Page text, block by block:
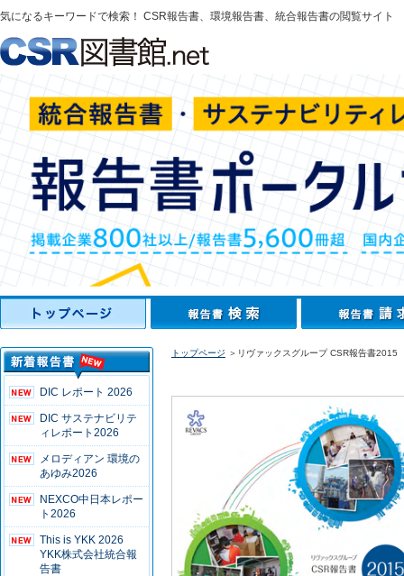
気になるキーワードで検索！ CSR報告書、環境報告書、統合報告書の閲覧サイト
DIC レポート 2026
DIC サステナビリテ
ィレポート2026
メロディアン 環境の
あゆみ2026
NEXCO中日本レポー
ト2026
This is YKK 2026
YKK株式会社統合報
告書
トップページ ＞リヴァックスグループ CSR報告書2015